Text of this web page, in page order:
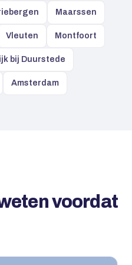
Maarssen
Vleuten Montfoort
bij Duurstede
Amsterdam
voordat